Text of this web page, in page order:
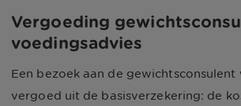
Vergoeding
voedingsadvies
Een bezoek aan de
vergoed uit de basisverzekering: de